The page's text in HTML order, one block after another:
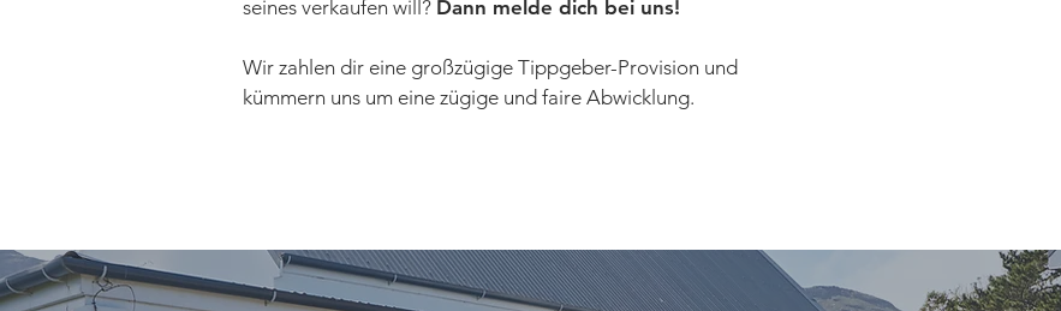
seines verkaufen will? Dann melde dich bei uns!
Wir zahlen dir eine großzügige Tippgeber-Provision und
kümmern uns um eine zügige und faire Abwicklung.